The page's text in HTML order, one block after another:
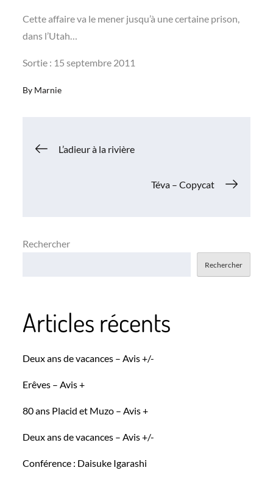
Cette affaire va le mener jusqu’à une certaine prison,
dans l’Utah…
Sortie : 15 septembre 2011
By Marnie
Navigation
L’adieur à la rivière
Téva – Copycat
Rechercher
Rechercher
Articles récents
Deux ans de vacances – Avis +/-
Erêves – Avis +
80 ans Placid et Muzo – Avis +
Deux ans de vacances – Avis +/-
Conférence : Daisuke Igarashi